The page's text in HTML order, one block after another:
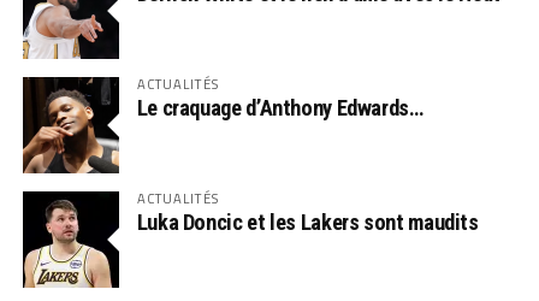
ACTUALITÉS
Le craquage d’Anthony Edwards…
ACTUALITÉS
Luka Doncic et les Lakers sont maudits